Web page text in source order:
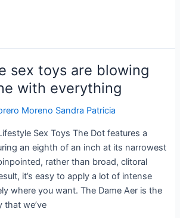
sex toys are blowing
with everything
Moreno Sandra Patricia
Sex Toys The Dot features a
an eighth of an inch at its narrowest
rather than broad, clitoral
it’s easy to apply a lot of intense
where you want. The Dame Aer is the
we’ve